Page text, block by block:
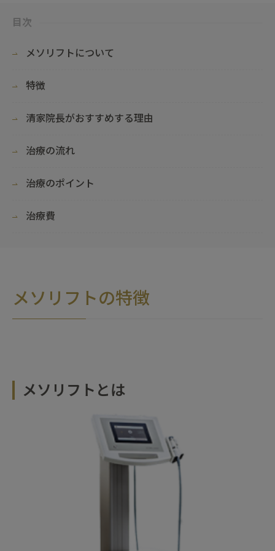
目次
メソリフトについて
特徴
清家院長がおすすめする理由
治療の流れ
治療のポイント
治療費
メソリフトの特徴
メソリフトとは